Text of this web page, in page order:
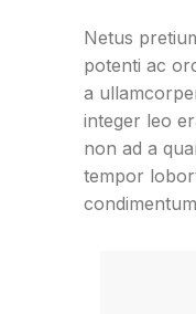
Netus
potenti ac
a
integer leo
non ad a
tempor